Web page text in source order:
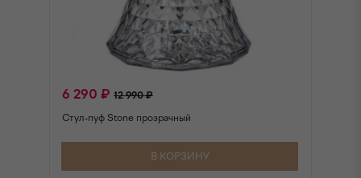
6 290 ₽ 12 990 ₽
Стул-пуф Stone прозрачный
В КОРЗИНУ